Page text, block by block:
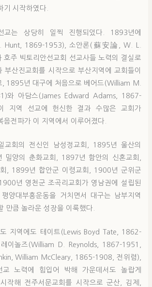
기 시작하였다.
교는 상당히 일찍 진행되었다. 1893년에
Hunt, 1869-1953), 소안론(蘇安論, W. L.
호주 빅토리안선교회 선교사들 노력의 결실로
부산진교회를 시작으로 부산지역에 교회들이
, 1895년 대구에 처음으로 베어드(William M.
와 아담스(James Edward Adams, 1867-
지역 선교에 헌신한 결과 수많은 교회가
음전파가 이 지역에서 이루어졌다.
교회의 전신인 남성정교회, 1895년 울산의
밀양의 춘화교회, 1897년 함안의 신혼교회,
, 1899년 합안군 이령교회, 1900년 군위군
년 영천군 조곡리교회가 영남권에 설립된
양대부흥운동을 거치면서 대구는 남부지역
만큼 놀라운 성장을 이룩했다.
지역에도 테이트(Lewis Boyd Tate, 1862-
놀즈(William D. Reynolds, 1867-1951,
William McCleary, 1865-1908, 전위렴),
노력에 힘입어 박해 가운데서도 놀랍게
작해 전주서문교회를 시작으로 군산, 김제,